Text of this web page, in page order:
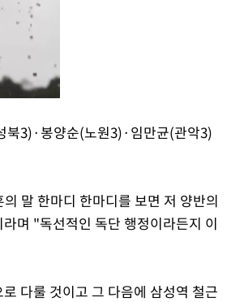
북3)·봉양순(노원3)·임만균(관악3)
말 한마디 한마디를 보면 저 양반의
며 "독선적인 독단 행정이라든지 이
다룰 것이고 그 다음에 삼성역 철근